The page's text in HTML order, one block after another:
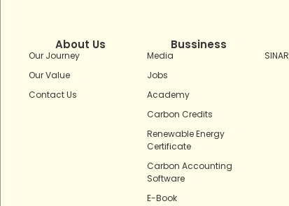
About Us
Our Journey
Our Value
Contact Us
Bussiness
Media
Jobs
Academy
Carbon Credits
Renewable Energy
Certificate
Carbon Accounting
Software
E-Book
SINAR